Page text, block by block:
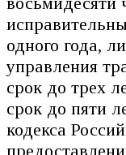
одного года,
управления
срок до трех
срок до пяти
кодекса